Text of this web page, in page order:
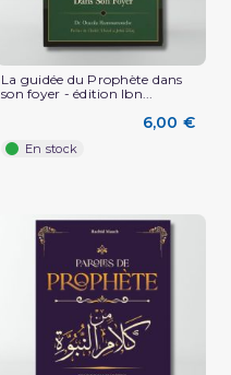
La guidée du Prophète dans
son foyer - édition Ibn...
6,00 €
En stock